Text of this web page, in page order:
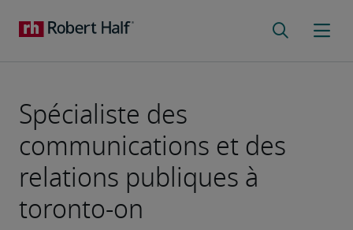
Spécialiste des
communications et des
relations publiques à
toronto-on